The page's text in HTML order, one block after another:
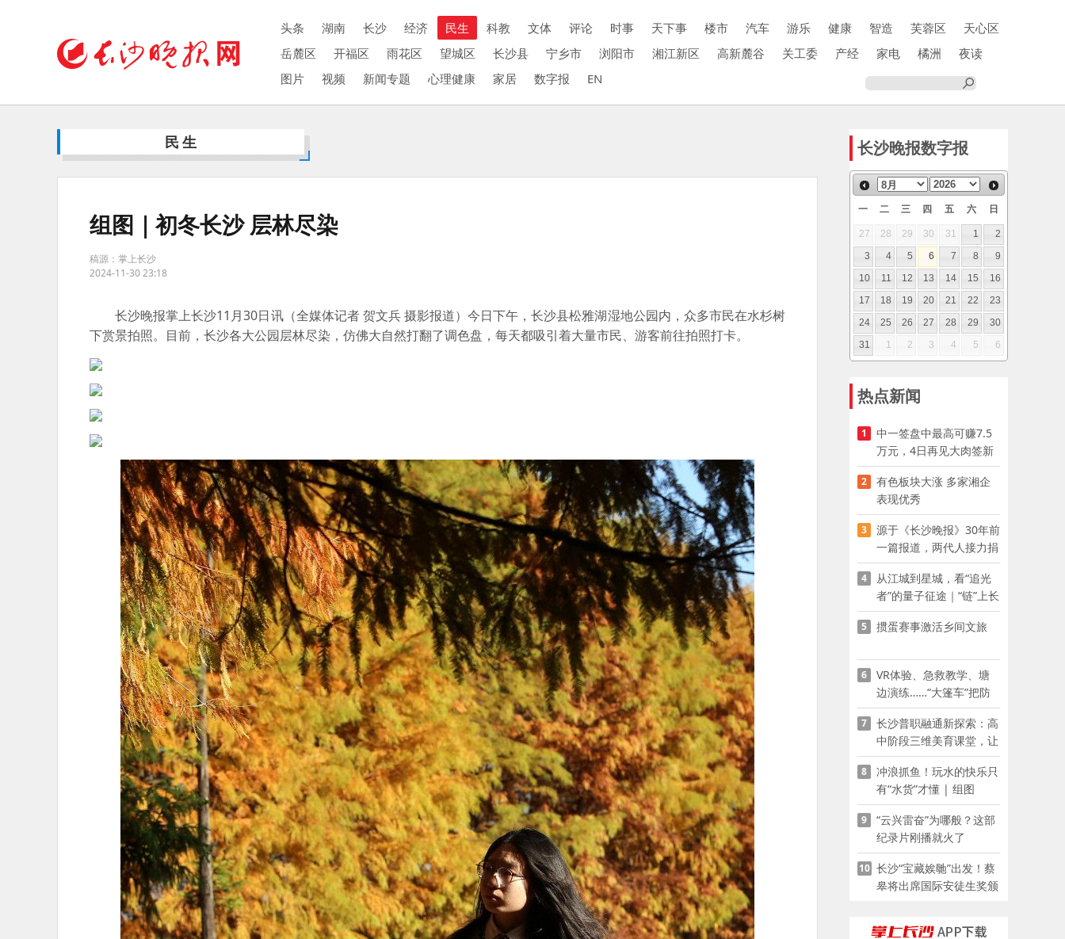
头条 湖南 长沙 经济 民生 科教 文体 评论 时事 天下事 楼市 汽车 游乐 健康 智造 芙蓉区
天心区
岳麓区
开福区 雨花区 望城区 长沙县 宁乡市 浏阳市 湘江新区 高新麓谷 关工委 产经 家电 橘洲
夜读
图片
视频 新闻专题 心理健康 家居 数字报 EN
民生
组图｜初冬长沙 层林尽染
稿源：掌上长沙
2024-11-30 23:18
长沙晚报掌上长沙11月30日讯（全媒体记者 贺文兵 摄影报道）今日下午，长沙县松雅湖湿地公园内，众多市民在水杉树
下赏景拍照。目前，长沙各大公园层林尽染，仿佛大自然打翻了调色盘，每天都吸引着大量市民、游客前往拍照打卡。
长沙晚报数字报
一 二 三 四 五 六 日
27 28 29 30 31 1
2
3
4 5 6 7 8
9
10
11 12 13 14 15
16
17
18 19 20 21 22
23
24
25 26 27 28 29
30
31
1 2 3 4 5 6
热点新闻
1
中一签盘中最高可赚7.5
万元，4日再见大肉签新
股
2
有色板块大涨 多家湘企
表现优秀
3
源于《长沙晚报》30年前
一篇报道，两代人接力捐
资助学
4
从江城到星城，看“追光
者”的量子征途｜“链”上长
沙 “才”够硬核
5 掼蛋赛事激活乡间文旅
6
VR体验、急救教学、塘
边演练……“大篷车”把防
溺水课堂搬到乡村青少年
家门口
7
长沙普职融通新探索：高
中阶段三维美育课堂，让
少年向美而生
8
冲浪抓鱼！玩水的快乐只
有“水货”才懂 | 组图
9
“云兴雷奋”为哪般？这部
纪录片刚播就火了
10 长沙“宝藏娭毑”出发！蔡
皋将出席国际安徒生奖颁